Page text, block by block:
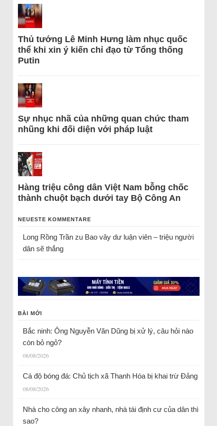
Thủ tướng Lê Minh Hưng làm nhục quốc
thể khi xin ý kiến chỉ đạo từ Tổng thống
Putin
Sự nhục nhã của những quan chức tham
nhũng khi đối diện với pháp luật
Hàng triệu công dân Việt Nam bỗng chốc
thành chuột bạch dưới tay Bộ Công An
NEUESTE KOMMENTARE
Long Rồng Trầnzu Bao vây dư luận viên – triệu người
dân sẽ thắng
BÀI MỚI
Bắc ninh: Ông Nguyễn Văn Dũng bị xử lý, câu hỏi nào
còn bỏ ngỏ?
08/08/2026
Cá độ bóng đá: Chủ tịch xã Thanh Hóa bị khai trừ Đảng
08/08/2026
Nhà cho công an xây nhanh, nhà tái định cư của dân thì
sao?